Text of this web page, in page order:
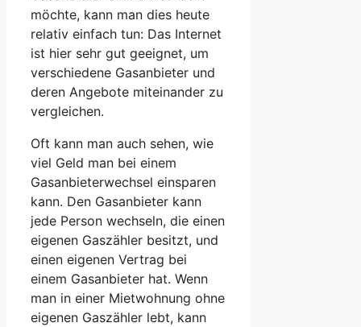
möchte, kann man dies heute
relativ einfach tun: Das Internet
ist hier sehr gut geeignet, um
verschiedene Gasanbieter und
deren Angebote miteinander zu
vergleichen.
Oft kann man auch sehen, wie
viel Geld man bei einem
Gasanbieterwechsel einsparen
kann. Den Gasanbieter kann
jede Person wechseln, die einen
eigenen Gaszähler besitzt, und
einen eigenen Vertrag bei
einem Gasanbieter hat. Wenn
man in einer Mietwohnung ohne
eigenen Gaszähler lebt, kann